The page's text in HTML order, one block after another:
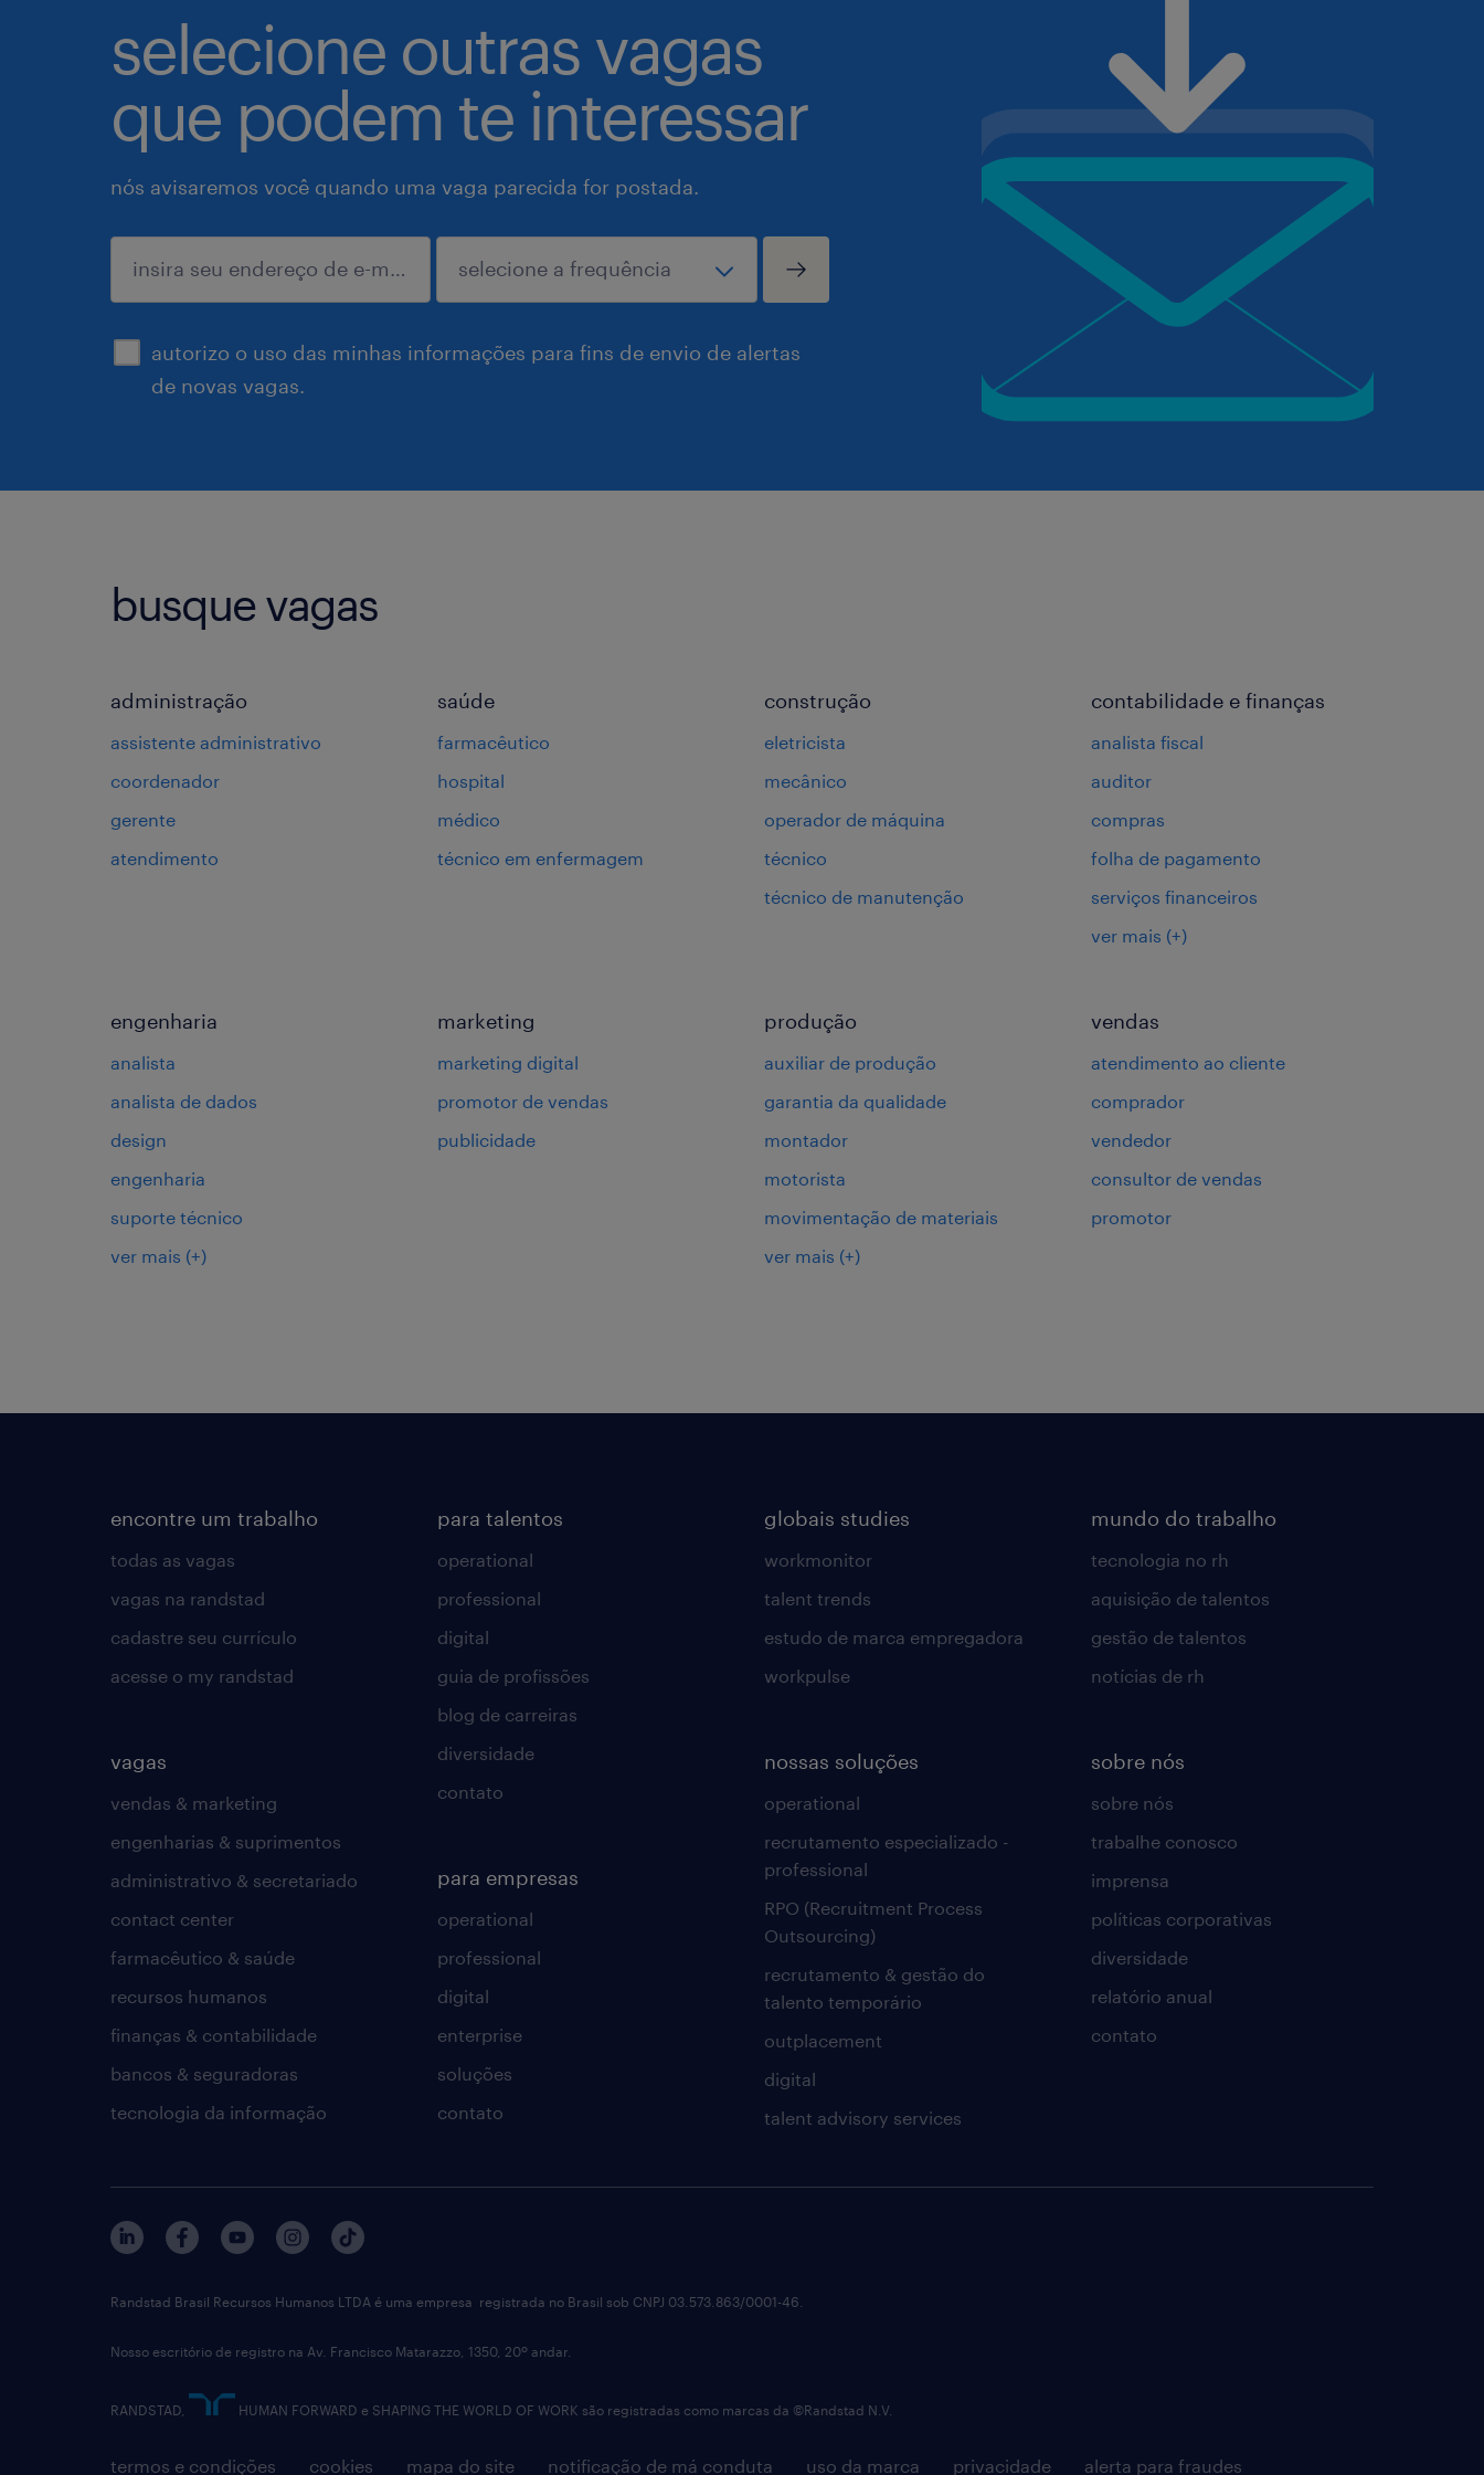
selecione outras vagas
que podem te interessar
nós avisaremos você quando uma vaga parecida for postada.
autorizo o uso das minhas informações para fins de envio de alertas
de novas vagas.
enviar
busque vagas
administração
assistente administrativo
coordenador
gerente
atendimento
saúde
farmacêutico
hospital
médico
técnico em enfermagem
construção
eletricista
mecânico
operador de máquina
técnico
técnico de manutenção
contabilidade e finanças
analista fiscal
auditor
compras
folha de pagamento
serviços financeiros
ver mais (+)
engenharia
analista
analista de dados
design
engenharia
suporte técnico
ver mais (+)
marketing
marketing digital
promotor de vendas
publicidade
produção
auxiliar de produção
garantia da qualidade
montador
motorista
movimentação de materiais
ver mais (+)
vendas
atendimento ao cliente
comprador
vendedor
consultor de vendas
promotor
encontre um trabalho
todas as vagas
vagas na randstad
cadastre seu currículo
acesse o my randstad
vagas
vendas & marketing
engenharias & suprimentos
administrativo & secretariado
contact center
farmacêutico & saúde
recursos humanos
finanças & contabilidade
bancos & seguradoras
tecnologia da informação
para talentos
operational
professional
digital
guia de profissões
blog de carreiras
diversidade
contato
para empresas
operational
professional
digital
enterprise
soluções
contato
globais studies
workmonitor
talent trends
estudo de marca empregadora
workpulse
nossas soluções
operational
recrutamento especializado -
professional
RPO (Recruitment Process
Outsourcing)
recrutamento & gestão do
talento temporário
outplacement
digital
talent advisory services
mundo do trabalho
tecnologia no rh
aquisição de talentos
gestão de talentos
notícias de rh
sobre nós
sobre nós
trabalhe conosco
imprensa
políticas corporativas
diversidade
relatório anual
contato
termos e condições cookies mapa do site notificação de má conduta uso da marca privacidade alerta para fraudes
Randstad Brasil Recursos Humanos LTDA é uma empresa registrada no Brasil sob CNPJ 03.573.863/0001-46.
Nosso escritório de registro na Av. Francisco Matarazzo, 1350, 20º andar.
RANDSTAD, HUMAN FORWARD e SHAPING THE WORLD OF WORK são registradas como marcas da ©Randstad N.V.